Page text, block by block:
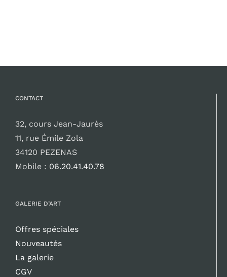
CONTACT
32, cours Jean-Jaurès
11, rue Émile Zola
34120 PEZENAS
Mobile : 06.20.41.40.78
GALERIE D’ART
Offres spéciales
Nouveautés
La galerie
CGV